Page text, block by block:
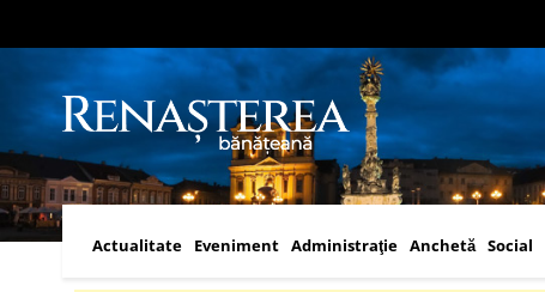
Actualitate Eveniment Administraţie Anchetă Social